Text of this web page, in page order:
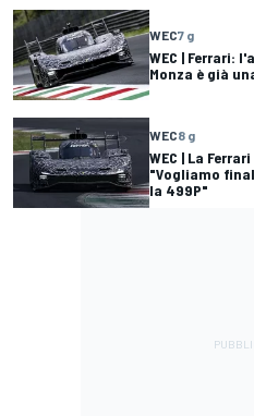
WEC7 g
WEC | Ferrari:
Monza è già
WEC8 g
WEC | La
"Vogliamo
la 499P"